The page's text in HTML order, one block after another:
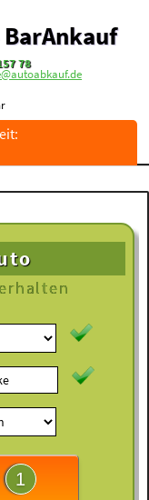
78
1